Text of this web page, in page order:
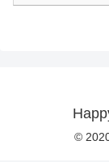
©